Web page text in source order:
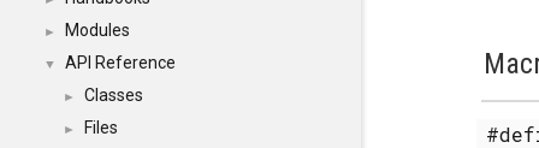
► Modules
▼ API Reference
► Classes
► Files